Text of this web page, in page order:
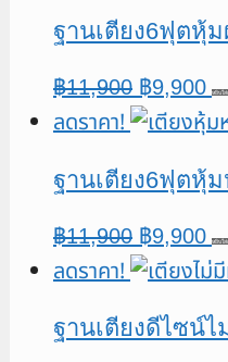
฿13,900.
ฐานเตียง6ฟุตหุ้ม
฿11,900 Original
price
฿11,900.
฿9,900
฿
หยิบใ
ลดราคา!
ฐานเตียง6ฟุตหุ้ม
฿11,900 Original
price
฿11,900.
฿9,900
฿
หยิบใ
ลดราคา!
ฐานเตียงดีไซน์ไ